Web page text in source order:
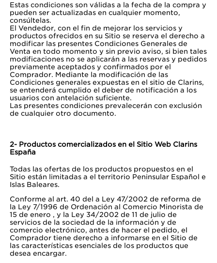
Estas condiciones son válidas a la fecha de la compra y
pueden ser actualizadas en cualquier momento,
consúltelas.
El Vendedor, con el fin de mejorar los servicios y
productos ofrecidos en su Sitio se reserva el derecho a
modificar las presentes Condiciones Generales de
Venta en todo momento y sin previo aviso, si bien tales
modificaciones no se aplicarán a las reservas y pedidos
previamente aceptados y confirmados por el
Comprador. Mediante la modificación de las
Condiciones generales expuestas en el sitio de Clarins,
se entenderá cumplido el deber de notificación a los
usuarios con antelación suficiente.
Las presentes condiciones prevalecerán con exclusión
de cualquier otro documento.
2- Productos comercializados en el Sitio Web Clarins
España
Todas las ofertas de los productos propuestos en el
Sitio están limitadas a el territorio Peninsular Español e
Islas Baleares.
Conforme al art. 40 del a Ley 47/2002 de reforma de
la Ley 7/1996 de Ordenación al Comercio Minorista de
15 de enero , y la Ley 34/2002 de 11 de julio de
servicios de la sociedad de la información y de
comercio electrónico, antes de hacer el pedido, el
Comprador tiene derecho a informarse en el Sitio de
las características esenciales de los productos que
desea encargar.